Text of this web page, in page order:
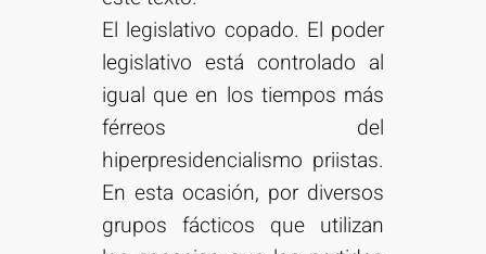
El legislativo copado. El poder
legislativo está controlado al
igual que en los tiempos más
férreos del
hiperpresidencialismo priistas.
En esta ocasión, por diversos
grupos fácticos que utilizan